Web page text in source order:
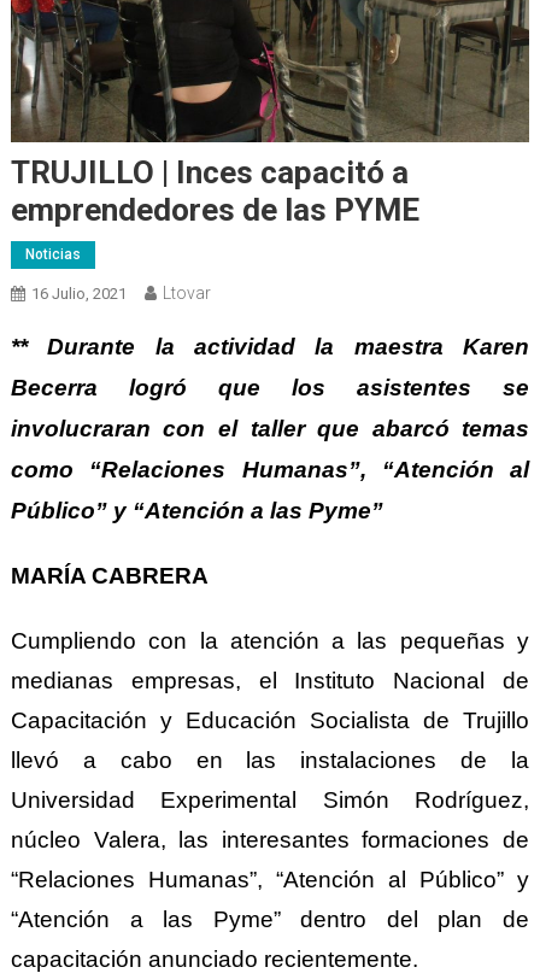
TRUJILLO | Inces capacitó a
emprendedores de las PYME
Noticias
16 Julio, 2021 Ltovar
** Durante la actividad la maestra Karen
Becerra logró que los asistentes se
involucraran con el taller que abarcó temas
como “Relaciones Humanas”, “Atención al
Público” y “Atención a las Pyme”
MARÍA CABRERA
Cumpliendocon la atención a las pequeñas y
medianas empresas, el Instituto Nacional de
Capacitación y Educación Socialista de Trujillo
llevó a cabo en las instalaciones de la
Universidad Experimental Simón Rodríguez,
núcleo Valera, las interesantes formaciones de
“Relaciones Humanas”, “Atención al Público” y
“Atención a las Pyme” dentro del plan de
capacitación anunciado recientemente.